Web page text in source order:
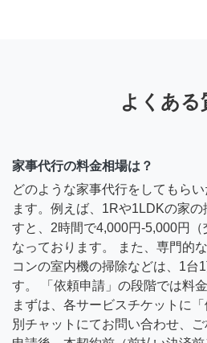
よくある
家事代行の料金相場は？
どのような家事代行をしてもら
ます。例えば、1Rや1LDKの家
すと、2時間で4,000円-5,000円
なっております。 また、専門的
コンの室内機の掃除などは、1台
す。 「依頼申請」の段階では料
まずは、各サービスチケットに
別チャットにてお問い合わせ、